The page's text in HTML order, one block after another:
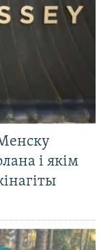
і якім